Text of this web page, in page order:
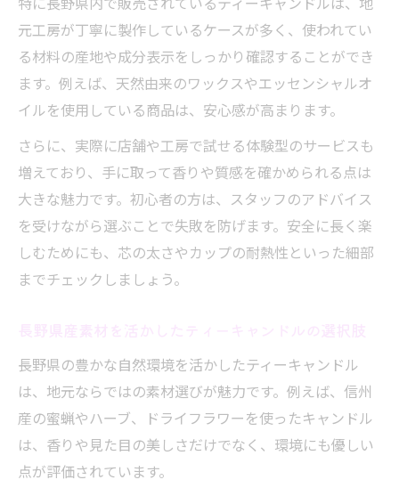
元工房が丁寧に製作しているケースが多く、使われてい
る材料の産地や成分表示をしっかり確認することができ
ます。例えば、天然由来のワックスやエッセンシャルオ
イルを使用している商品は、安心感が高まります。
さらに、実際に店舗や工房で試せる体験型のサービスも
増えており、手に取って香りや質感を確かめられる点は
大きな魅力です。初心者の方は、スタッフのアドバイス
を受けながら選ぶことで失敗を防げます。安全に長く楽
しむためにも、芯の太さやカップの耐熱性といった細部
までチェックしましょう。
長野県の豊かな自然環境を活かしたティーキャンドル
は、地元ならではの素材選びが魅力です。例えば、信州
産の蜜蝋やハーブ、ドライフラワーを使ったキャンドル
は、香りや見た目の美しさだけでなく、環境にも優しい
点が評価されています。